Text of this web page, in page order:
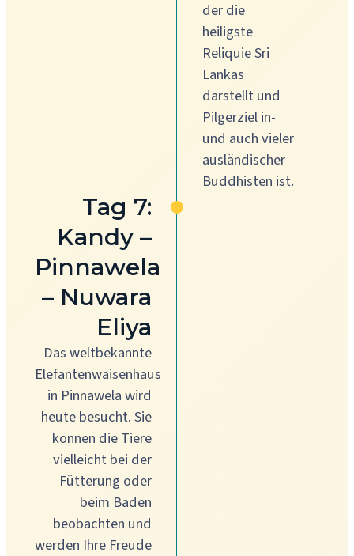
der die
heiligste
Reliquie Sri
Lankas
darstellt und
Pilgerziel in-
und auch vieler
ausländischer
Buddhisten ist.
Tag 7:
Kandy –
Pinnawela
– Nuwara
Eliya
Das weltbekannte
Elefantenwaisenhaus
in Pinnawela wird
heute besucht. Sie
können die Tiere
vielleicht bei der
Fütterung oder
beim Baden
beobachten und
werden Ihre Freude